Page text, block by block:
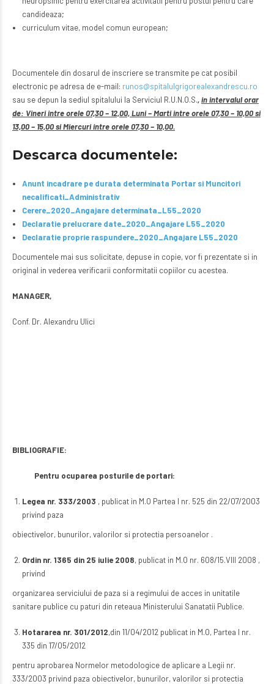
candideaza;
curriculum vitae, model comun european;
Documentele din dosarul de inscriere se transmite pe cat posibil
electronic pe adresa de e-mail: runos@spitalulgrigorealexandrescu.ro
sau se depun la sediul spitalului la Serviciul R.U.N.O.S.,in intervalul orar
de: Vineri intre orele 07,30 – 12,00, Luni – Marti intre orele 07,30 – 10,00 si
13,00 – 15,00 si Miercuri intre orele 07,30 – 10,00.
Descarca documentele:
Anunt incadrare pe durata determinata Portar si Muncitori
necalificati_Administrativ
Cerere_2020_Angajare determinata_L55_2020
Declaratie prelucrare date_2020_Angajare L55_2020
Declaratie proprie raspundere_2020_Angajare L55_2020
Documentele mai sus solicitate, depuse in copie, vor fi prezentate si in
original in vederea verificarii conformitatii copiilor cu acestea.
MANAGER,
Conf. Dr. Alexandru Ulici
BIBLIOGRAFIE:
Pentru ocuparea posturile de portari:
Legea nr. 333/2003 , publicat in M.O Partea I nr. 525 din 22/07/2003
privind paza
obiectivelor, bunurilor, valorilor si protectia persoanelor .
Ordin nr. 1365 din 25 iulie 2008, publicat in M.O nr. 608/15.VIII 2008 ,
privind
organizarea serviciului de paza si a regimului de acces in unitatile
sanitare publice cu paturi din reteaua Ministerului Sanatatii Publice.
Hotararea nr. 301/2012,din 11/04/2012 publicat in M.O, Partea I nr.
335 din 17/05/2012
pentru aprobarea Normelor metodologice de aplicare a Legii nr.
333/2003 privind paza obiectivelor, bunurilor, valorilor si protectia